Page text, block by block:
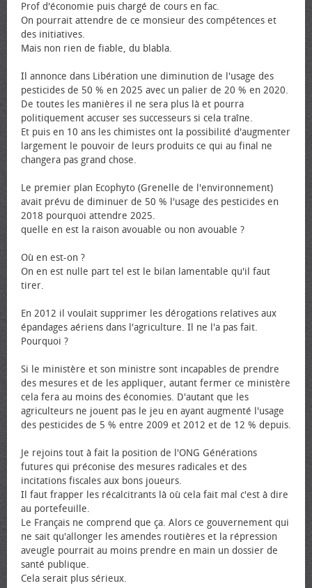
Prof d'économie puis chargé de cours en fac.
On pourrait attendre de ce monsieur des compétences et
des initiatives.
Mais non rien de fiable, du blabla.
Il annonce dans Libération une diminution de l'usage des
pesticides de 50 % en 2025 avec un palier de 20 % en 2020.
De toutes les manières il ne sera plus là et pourra
politiquement accuser ses successeurs si cela traîne.
Et puis en 10 ans les chimistes ont la possibilité d'augmenter
largement le pouvoir de leurs produits ce qui au final ne
changera pas grand chose.
Le premier plan Ecophyto (Grenelle de l'environnement)
avait prévu de diminuer de 50 % l'usage des pesticides en
2018 pourquoi attendre 2025.
quelle en est la raison avouable ou non avouable ?
Où en est-on ?
On en est nulle part tel est le bilan lamentable qu'il faut
tirer.
En 2012 il voulait supprimer les dérogations relatives aux
épandages aériens dans l'agriculture. Il ne l'a pas fait.
Pourquoi ?
Si le ministère et son ministre sont incapables de prendre
des mesures et de les appliquer, autant fermer ce ministère
cela fera au moins des économies. D'autant que les
agriculteurs ne jouent pas le jeu en ayant augmenté l'usage
des pesticides de 5 % entre 2009 et 2012 et de 12 % depuis.
Je rejoins tout à fait la position de l'ONG Générations
futures qui préconise des mesures radicales et des
incitations fiscales aux bons joueurs.
Il faut frapper les récalcitrants là où cela fait mal c'est à dire
au portefeuille.
Le Français ne comprend que ça. Alors ce gouvernement qui
ne sait qu'allonger les amendes routières et la répression
aveugle pourrait au moins prendre en main un dossier de
santé publique.
Cela serait plus sérieux.